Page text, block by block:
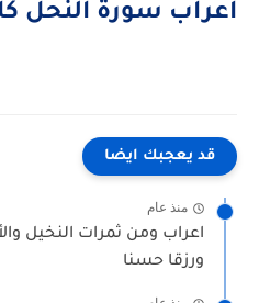
اعراب سورة النحل
قد يعجبك ايضا
منذ عام
اعراب ومن ثمرات النخيل
ورزقا حسنا